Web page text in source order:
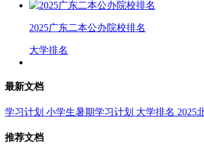
2025广东二本公办院校排名
大学排名
最新文档
学习计划 小学生暑期学习计划 大学排名 2025
推荐文档